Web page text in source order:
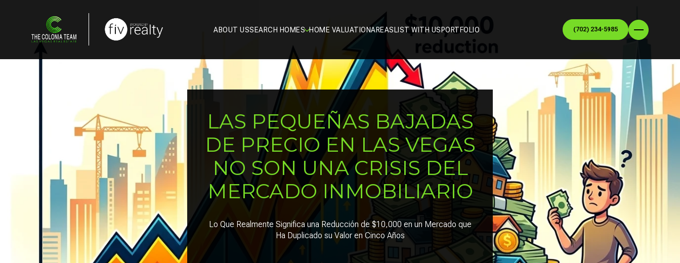
ABOUT USSEARCH HOMES HOME VALUATIONAREASLIST WITH USPORTFOLIO (702) 234-5985
LAS PEQUEÑAS BAJADAS
DE PRECIO EN LAS VEGAS
NO SON UNA CRISIS DEL
MERCADO INMOBILIARIO
Lo Que Realmente Significa una Reducción de $10,000 en un Mercado que
Ha Duplicado su Valor en Cinco Años